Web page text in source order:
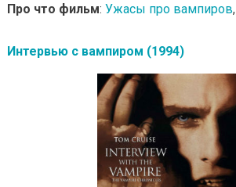
Про что фильм: Ужасы про вампиров,
Интервью с вампиром (1994)